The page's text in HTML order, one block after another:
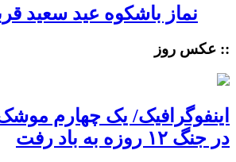
نماز باشکوه عید سعید
:: عکس روز
اینفوگرافیک/ یک چهارم
در جنگ ۱۲ روزه به باد رفت